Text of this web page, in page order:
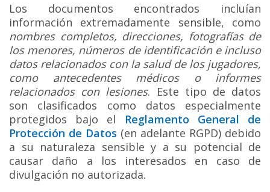
Los documentos encontrados incluían
información extremadamente sensible, como
nombres completos, direcciones, fotografías de
los menores, números de identificación e incluso
datos relacionados con la salud de los jugadores,
como antecedentes médicos o informes
relacionados con lesiones. Este tipo de datos
son clasificados como datos especialmente
protegidos bajo el Reglamento General de
Protección de Datos (en adelante RGPD) debido
a su naturaleza sensible y a su potencial de
causar daño a los interesados en caso de
divulgación no autorizada.